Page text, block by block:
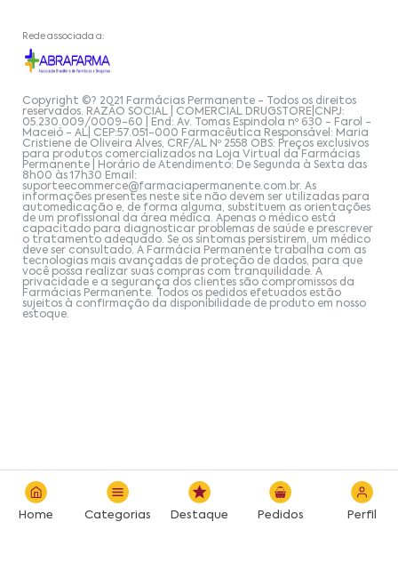
Home Categorias Destaque Pedidos Perfil
Rede associada a:
Copyright ©? 2021 Farmácias Permanente - Todos os direitos
reservados. RAZÃO SOCIAL | COMERCIAL DRUGSTORE|CNPJ:
05.230.009/0009-60 | End: Av. Tomas Espindola nº 630 - Farol -
Maceió - AL| CEP:57.051-000 Farmacêutica Responsável: Maria
Cristiene de Oliveira Alves, CRF/AL Nº 2558 OBS: Preços exclusivos
para produtos comercializados na Loja Virtual da Farmácias
Permanente | Horário de Atendimento: De Segunda à Sexta das
8h00 às 17h30 Email:
suporteecommerce@farmaciapermanente.com.br. As
informações presentes neste site não devem ser utilizadas para
automedicação e, de forma alguma, substituem as orientações
de um profissional da área médica. Apenas o médico está
capacitado para diagnosticar problemas de saúde e prescrever
o tratamento adequado. Se os sintomas persistirem, um médico
deve ser consultado. A Farmácia Permanente trabalha com as
tecnologias mais avançadas de proteção de dados, para que
você possa realizar suas compras com tranquilidade. A
privacidade e a segurança dos clientes são compromissos da
Farmácias Permanente. Todos os pedidos efetuados estão
sujeitos à confirmação da disponibilidade de produto em nosso
estoque.